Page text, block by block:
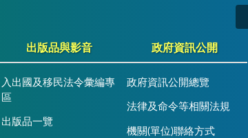
出版品與影音
入出國及移民法令彙編專
區
出版品一覽
政府資訊公開
政府資訊公開總覽
法律及命令等相關法規
機關(單位)聯絡方式